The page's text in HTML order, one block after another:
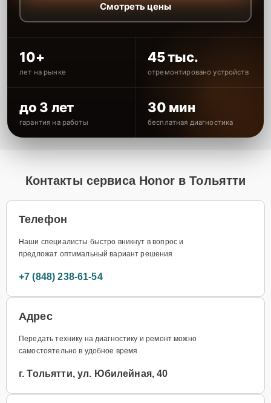
Смотреть цены
10+
лет на рынке
45 тыс.
отремонтировано устройств
до 3 лет
гарантия на работы
30 мин
бесплатная диагностика
Контакты сервиса Honor в Тольятти
Телефон
Наши специалисты быстро вникнут в вопрос и
предложат оптимальный вариант решения
+7 (848) 238-61-54
Адрес
Передать технику на диагностику и ремонт можно
самостоятельно в удобное время
г. Тольятти, ул. Юбилейная, 40